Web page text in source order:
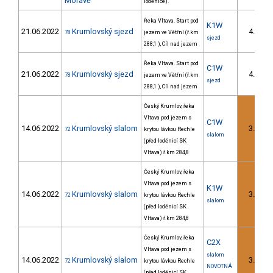
loděnice).
21.06.2022 78 Krumlovský sjezd
Řeka Vltava. Start pod
jezem ve Větřní (ř.km
288,1 ), Cíl nad jezem
K1W
sjezd
4.
21.06.2022 78 Krumlovský sjezd
Řeka Vltava. Start pod
jezem ve Větřní (ř.km
288,1 ), Cíl nad jezem
C1W
sjezd
4.
14.06.2022 72 Krumlovský slalom
Český Krumlov, řeka
Vltava pod jezem s
krytou lávkou Rechle
(před loděnicí SK
Vltava) ř.km 284,8
C1W
slalom
3.
14.06.2022 72 Krumlovský slalom
Český Krumlov, řeka
Vltava pod jezem s
krytou lávkou Rechle
(před loděnicí SK
Vltava) ř.km 284,8
K1W
slalom
3.
14.06.2022 72 Krumlovský slalom
Český Krumlov, řeka
Vltava pod jezem s
krytou lávkou Rechle
C2X
slalom
NOVOTNÁ
3.